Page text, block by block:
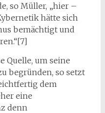
so Müller, „hier –
hätte sich
bemächtigt und
Quelle, um seine
begründen, so setzt
dem
eine
denn